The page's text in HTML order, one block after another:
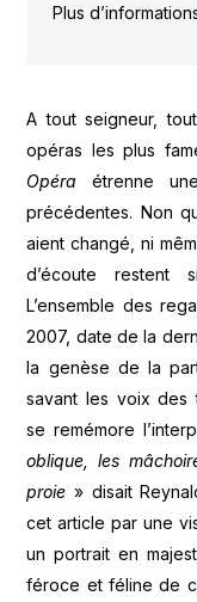
Plus
A tout seigneur,
opéras les plus
Opéra étrenne
précédentes. Non
aient changé, ni
d’écoute restent
L’ensemble des
2007, date de la
la genèse de la
savant les voix des
se remémore
oblique, les
proie » disait
cet article par une
un portrait en
féroce et féline de